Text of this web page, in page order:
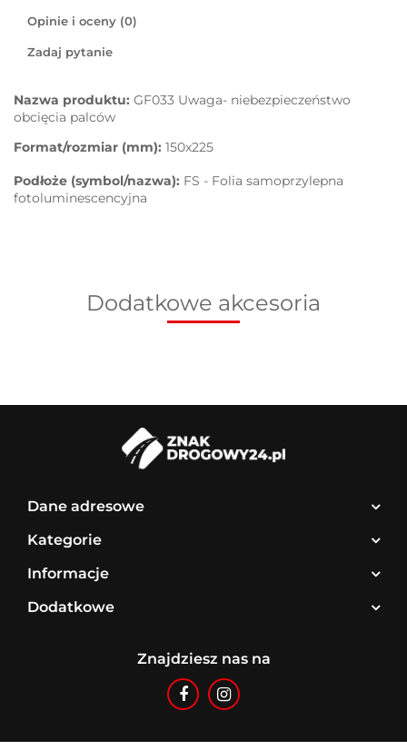
Opinie i oceny (0)
Zadaj pytanie
Nazwa produktu: GF033 Uwaga- niebezpieczeństwo
obcięcia palców
Format/rozmiar (mm): 150x225
Podłoże (symbol/nazwa): FS - Folia samoprzylepna
fotoluminescencyjna
Dodatkowe akcesoria
Dane adresowe
Kategorie
Informacje
Dodatkowe
Znajdziesz nas na